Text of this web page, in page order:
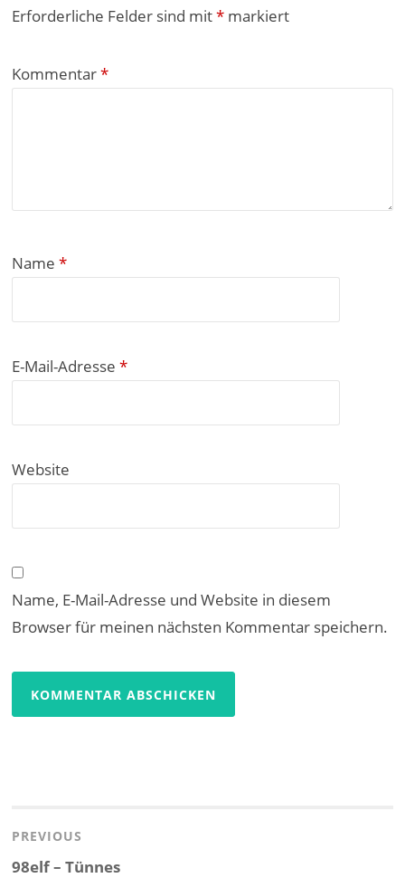
Erforderliche Felder sind mit* markiert
Kommentar*
Name*
E-Mail-Adresse*
Website
Name, E-Mail-Adresse und Website in diesem
Browser für meinen nächsten Kommentar speichern.
PREVIOUS
Previous
98elf – Tünnes